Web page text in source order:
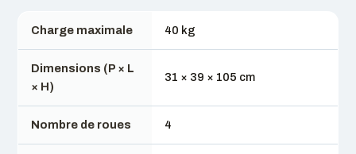
Charge maximale 40 kg
Dimensions (P × L
× H)
31 × 39 × 105 cm
Nombre de roues 4